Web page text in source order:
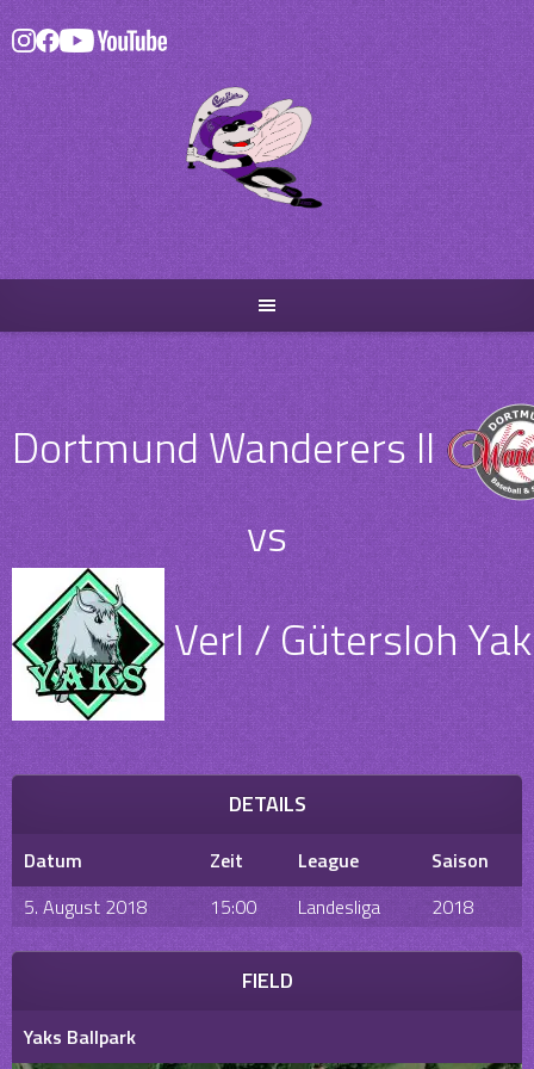
Skip
to
content
Dortmund Wanderers II
vs
Verl / Gütersloh
DETAILS
Datum Zeit League
Saison
5. August 2018
15:00 Landesliga 2018
FIELD
Yaks Ballpark